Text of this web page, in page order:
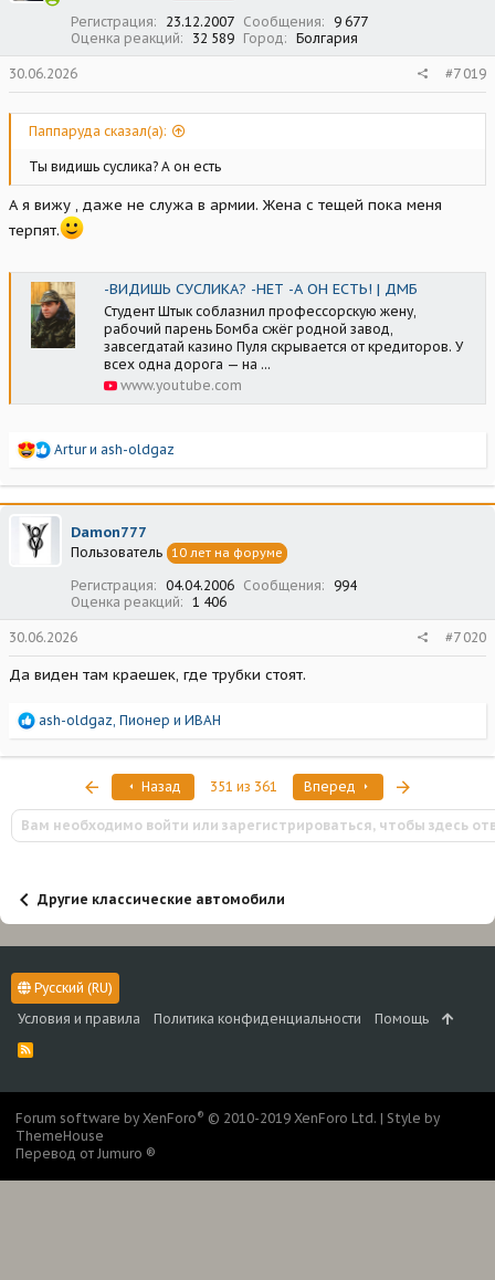
Регистрация 23.12.2007 Сообщения
9 677
Оценка реакций
32 589 Город Болгария
30.06.2026 #7 019
Паппаруда сказал(а):
Ты видишь суслика? А он есть
А я вижу , даже не служа в армии. Жена с тещей пока меня
терпят.
-ВИДИШЬ СУСЛИКА? -НЕТ -А ОН ЕСТЬ! | ДМБ
Студент Штык соблазнил профессорскую жену,
рабочий парень Бомба сжёг родной завод,
завсегдатай казино Пуля скрывается от кредиторов. У
всех одна дорога — на ...
www.youtube.com
Р
а
к
ц
Arturи ash-oldgaz
Damon777
Пользователь 10 лет на форуме
Регистрация 04.04.2006 Сообщения
994
Оценка реакций
1 406
30.06.2026 #7 020
Да виден там краешек, где трубки стоят.
Р
а
и
и
:
ash-oldgaz, Пионер и ИВАН
ПервыйНазад 351 из 361 Вперед
Вам необходимо войти или зарегистрироваться, чтобы здесь
Другие классические автомобили
Русский (RU)
Условия и правила
Политика конфиденциальности Помощь
R
Forum software by XenForo® © 2010-2019 XenForo Ltd. | Style by
ThemeHouse
Перевод от Jumuro ®